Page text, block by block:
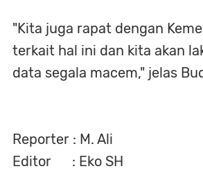
"Kita juga rapat dengan
terkait hal ini dan kita akan
data segala macem," jelas
Reporter : M. Ali
Editor : Eko SH